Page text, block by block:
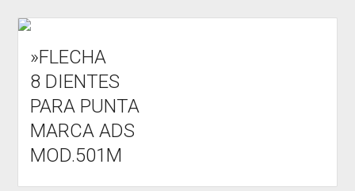
»FLECHA
8 DIENTES
PARA PUNTA
MARCA ADS
MOD.501M